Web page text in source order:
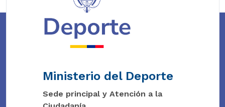
Ministerio del Deporte
Sede principal y Atención a la